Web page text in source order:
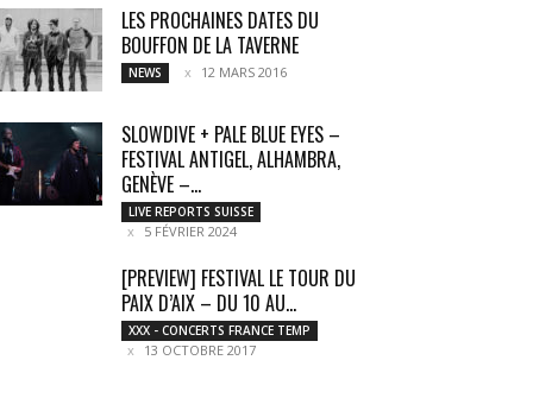
LES PROCHAINES DATES DU
BOUFFON DE LA TAVERNE
NEWS 12 MARS 2016
SLOWDIVE + PALE BLUE EYES –
FESTIVAL ANTIGEL, ALHAMBRA,
GENÈVE –...
LIVE REPORTS SUISSE
5 FÉVRIER 2024
[PREVIEW] FESTIVAL LE TOUR DU
PAIX D’AIX – DU 10 AU...
XXX - CONCERTS FRANCE TEMP
13 OCTOBRE 2017